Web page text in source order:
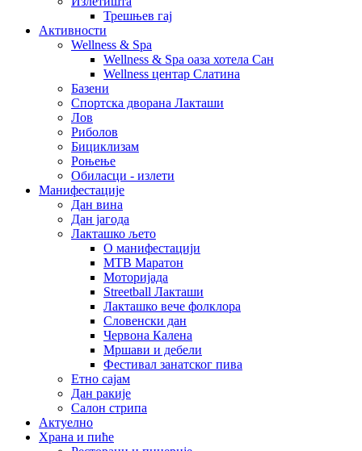
Трешњев гај
Активности
Wellness & Spa
Wellness & Spa оаза хотела Сан
Wellness центар Слатина
Базени
Спортска дворана Лакташи
Лов
Риболов
Бициклизам
Роњење
Обиласци - излети
Манифестације
Дан вина
Дан јагода
Лакташко љето
О манифестацији
MTB Маратон
Моторијада
Streetball Лакташи
Лакташко вече фолклора
Словенски дан
Червона Калена
Мршави и дебели
Фестивал занатског пива
Етно сајам
Дан ракије
Салон стрипа
Актуелно
Храна и пиће